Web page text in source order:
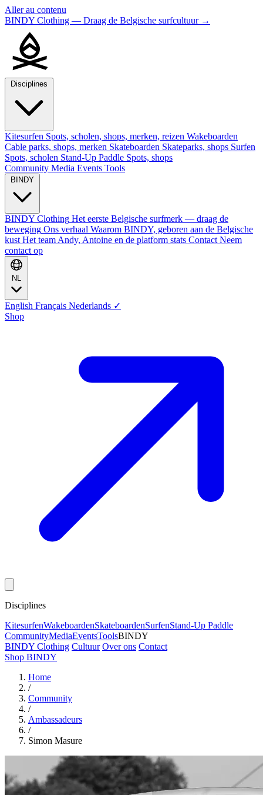
Aller au contenu
BINDY Clothing — Draag de Belgische surfcultuur →
Kitesurfen Spots, scholen, shops, merken, reizen Wakeboarden
Cable parks, shops, merken Skateboarden Skateparks, shops Surfen
Spots, scholen Stand-Up Paddle Spots, shops
Community Media Events Tools
BINDY Clothing Het eerste Belgische surfmerk — draag de
beweging Ons verhaal Waarom BINDY, geboren aan de Belgische
kust Het team Andy, Antoine en de platform stats Contact Neem
contact op
English Français Nederlands ✓
Shop
Disciplines
KitesurfenWakeboardenSkateboardenSurfenStand-Up Paddle
CommunityMediaEventsToolsBINDY
BINDY Clothing Cultuur Over ons Contact
Shop BINDY
Home
/
Community
/
Ambassadeurs
/
Simon Masure